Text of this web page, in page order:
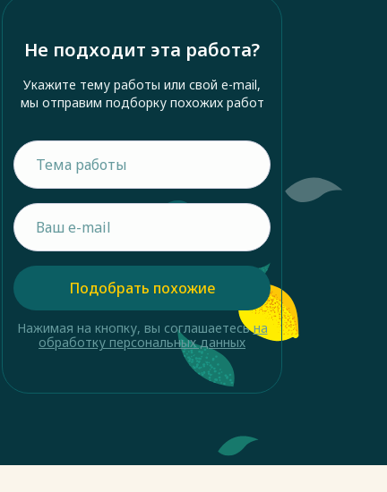
Не подходит эта работа?
Укажите тему работы или свой e-mail,
мы отправим подборку похожих работ
Подобрать похожие
Нажимая на кнопку, вы соглашаетесьна
обработку персональных данных